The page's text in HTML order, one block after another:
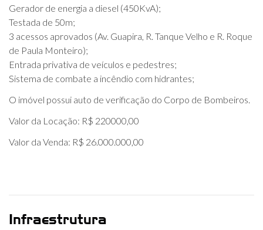
Gerador de energia a diesel (450KvA);
Testada de 50m;
3 acessos aprovados (Av. Guapira, R. Tanque Velho e R. Roque
de Paula Monteiro);
Entrada privativa de veículos e pedestres;
Sistema de combate a incêndio com hidrantes;
O imóvel possui auto de verificação do Corpo de Bombeiros.
Valor da Locação: R$ 220000,00
Valor da Venda: R$ 26.000.000,00
Infraestrutura